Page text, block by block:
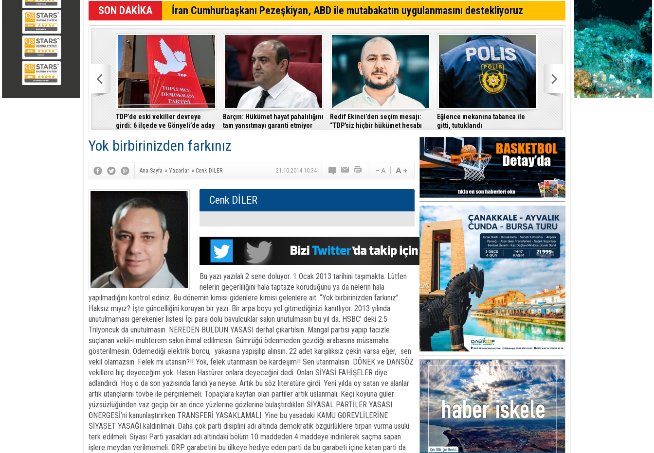
Aslanbaba, GMB'ye YDP başkan adayı olmak istiyor
Seçime doğru... TDP'den Lefke ve Mehmetçik'de aday hazırlığı
SON DAKİKA İran Cumhurbaşkanı Pezeşkiyan, ABD ile mutabakatın uygulanmasını destekliyoruz
TDP’de eski vekiller devreye
girdi: 6 ilçede ve Gönyeli’de aday
çıkarılması gündemde
Barçın: Hükümet hayat pahalılığını
tam yansıtmayı garanti etmiyor
Redif Ekinci’den seçim mesajı:
“TDP’siz hiçbir hükümet hesabı
tutmayacak”
Eğlence mekanına tabanca ile
gitti, tutuklandı
nerede?
Yok birbirinizden farkınız
Ana Sayfa » Yazarlar » Cenk DİLER 21.10.2014 10:34
Cenk DİLER
Bu yazı yazılalı 2 sene doluyor. 1 Ocak 2013 tarihini taşımakta. Lütfen
nelerin geçerliliğini hala taptaze koruduğunu ya da nelerin hala
yapılmadığını kontrol ediniz. Bu dönemin kimisi gidenlere kimisi gelenlere ait. “Yok birbirinizden farkınız”
Haksız mıyız? İşte güncelliğini koruyan bir yazı. Bir arpa boyu yol gitmediğinizi kanıtlıyor. 2013 yılında
unutulmaması gerekenler listesi İçi para dolu bavulcuklar sakın unutulmasın bu yıl da. HSBC’ deki 2.5
Trilyoncuk da unutulmasın. NEREDEN BULDUN YASASI derhal çıkartılsın. Mangal partisi yapıp tacizle
suçlanan vekil-i muhterem sakın ihmal edilmesin. Gümrüğü ödenmeden gezdiği arabasına müsamaha
gösterilmesin. Ödemediği elektrik borcu, yakasına yapışılıp alınsın. 22 adet karşılıksız çekin varsa eğer, sen
vekil olamazsın. Felek mi utansın?!! Yok, felek utanmasın be kardeşim!! Sen utanmalısın. DÖNEK ve DANSÖZ
vekillere hiç deyeceğim yok. Hasan Hastürer onlara deyeceğini dedi. Onları SİYASİ FAHİŞELER diye
adlandırdı. Hoş o da son yazısında farıdı ya neyse. Artık bu söz literatüre girdi. Yeni yılda oy satan ve alanlar
artık utançlarını tövbe ile perçinlemeli. Topaçlara kaytan olan partiler artık uslanmalı. Keçi koyuna güler
yüzsüzlüğünden vaz geçip bir an önce yüzlerine gözlerine bulaştırdıkları SİYASAL PARTİLER YASASI
ÖNERGESİ’ni kanunlaştırırken TRANSFERİ YASAKLAMALI. Yine bu yasadaki KAMU GÖREVLİLERİNE
SİYASET YASAĞI kaldırılmalı. Daha çok parti disiplini adı altında demokratik özgürlüklere tırpan vurma usulü
terk edilmeli. Siyasi Parti yasakları adı altındaki bölüm 10 maddeden 4 maddeye indirilerek saçma sapan
işlere meydan verilmemeli. ÖRP garabetini bu ülkeye hediye eden parti da bu garabeti içine katan parti da